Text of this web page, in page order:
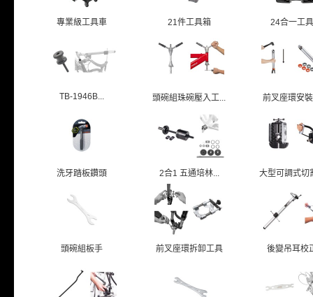
專業級工具車 21件工具箱 24合一工
TB-1946B... 頭碗組珠碗壓入工... 前叉座環安
洗牙踏板鑽頭 2合1 五通培林... 大型可調式切
頭碗組板手 前叉座環拆卸工具 後變吊耳校